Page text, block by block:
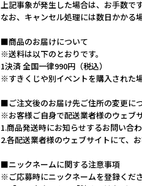
上記事象が発生した場合は、お手数で
なお、キャンセル処理には数日かかる
■商品のお届けについて
※送料は以下のとおりです。
1決済 全国一律990円（税込）
※すきくじや別イベントを購入された
■ご注文後のお届け先ご住所の変更に
※お客様ご自身で配送業者様のウェブ
1.商品発送時にお知らせするお問い合
2.各配送業者様のウェブサイトにて、
■ニックネームに関する注意事項
※ご応募時にニックネームを登録くださ